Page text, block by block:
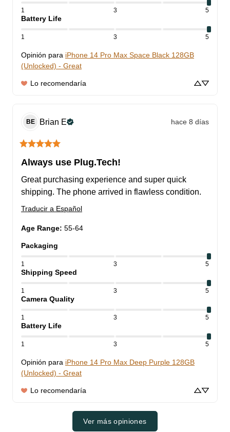
1 3 5
Battery Life
1 3 5
Opinión para iPhone 14 Pro Max Space Black 128GB
(Unlocked) - Great
Lo recomendaría
BE Brian E hace 8 días
Always use Plug.Tech!
Great purchasing experience and super quick
shipping. The phone arrived in flawless condition.
Traducir a Español
Age Range: 55-64
Packaging
1 3 5
Shipping Speed
1 3 5
Camera Quality
1 3 5
Battery Life
1 3 5
Opinión para iPhone 14 Pro Max Deep Purple 128GB
(Unlocked) - Great
Lo recomendaría
Ver más opiniones